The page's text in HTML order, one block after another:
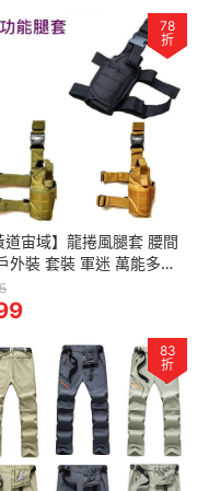
78
折
道宙域】龍捲風腿套 腰間
外裝 套裝 軍迷 萬能多功
包 工作配件 工具包 多功
備
83
折